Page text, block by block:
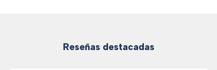
Reseñas destacadas